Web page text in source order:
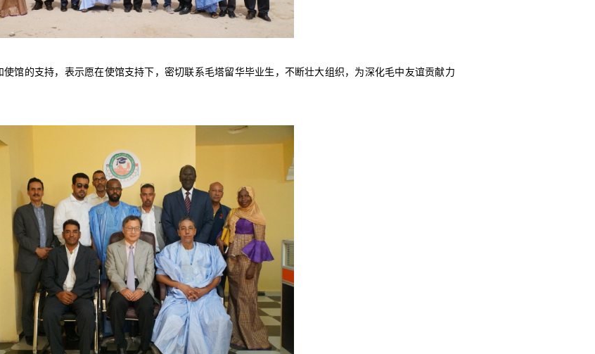
馆的支持，表示愿在使馆支持下，密切联系毛塔留华毕业生，不断壮大组织，为深化毛中友谊贡献力